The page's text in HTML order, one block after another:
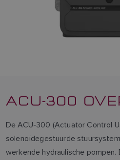
ACU-300
De ACU-300 (Actuator Control
solenoïdegestuurde
werkende hydraulische